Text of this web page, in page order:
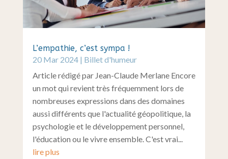
L’empathie, c’est sympa !
20 Mar 2024| Billet d'humeur
Article rédigé par Jean-Claude Merlane Encore
un mot qui revient très fréquemment lors de
nombreuses expressions dans des domaines
aussi différents que l'actualité géopolitique, la
psychologie et le développement personnel,
l'éducation ou le vivre ensemble. C'est vrai...
lire plus